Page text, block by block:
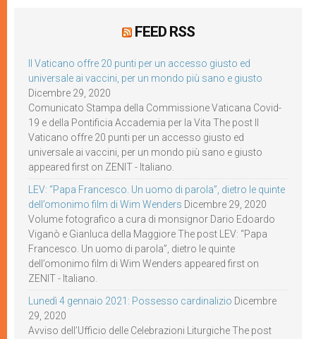
FEED RSS
Il Vaticano offre 20 punti per un accesso giusto ed
universale ai vaccini, per un mondo più sano e giusto
Dicembre 29, 2020
Comunicato Stampa della Commissione Vaticana Covid-
19 e della Pontificia Accademia per la Vita The post Il
Vaticano offre 20 punti per un accesso giusto ed
universale ai vaccini, per un mondo più sano e giusto
appeared first on ZENIT - Italiano.
LEV: “Papa Francesco. Un uomo di parola”, dietro le quinte
dell’omonimo film di Wim Wenders Dicembre 29, 2020
Volume fotografico a cura di monsignor Dario Edoardo
Viganò e Gianluca della Maggiore The post LEV: “Papa
Francesco. Un uomo di parola”, dietro le quinte
dell’omonimo film di Wim Wenders appeared first on
ZENIT - Italiano.
Lunedì 4 gennaio 2021: Possesso cardinalizio Dicembre
29, 2020
Avviso dell’Ufficio delle Celebrazioni Liturgiche The post